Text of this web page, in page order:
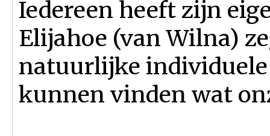
Iedereen heeft zijn
Elijahoe (van Wilna)
natuurlijke
kunnen vinden wat